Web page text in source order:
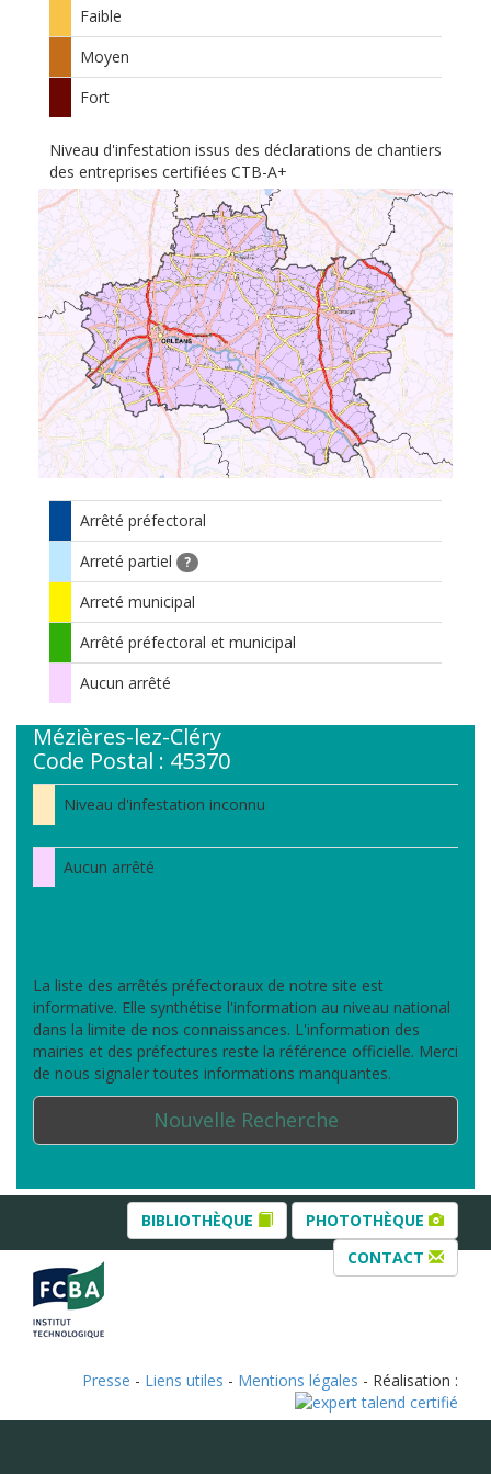
Faible
Moyen
Fort
Niveau d'infestation issus des déclarations de chantiers
des entreprises certifiées CTB-A+
Arrêté préfectoral
Arreté partiel
?
Arreté municipal
Arrêté préfectoral et municipal
Aucun arrêté
Mézières-lez-Cléry
Code Postal : 45370
Niveau d'infestation inconnu
Aucun arrêté
La liste des arrêtés préfectoraux de notre site est
informative. Elle synthétise l'information au niveau national
dans la limite de nos connaissances. L'information des
mairies et des préfectures reste la référence officielle. Merci
de nous signaler toutes informations manquantes.
Nouvelle Recherche
BIBLIOTHÈQUE
PHOTOTHÈQUE
CONTACT
Presse - Liens utiles - Mentions légales - Réalisation :